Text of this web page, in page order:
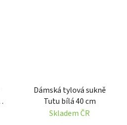
Dámská tylová sukně
Tutu bílá 40 cm
Skladem ČR